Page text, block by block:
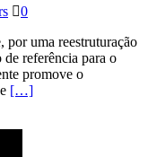
0
por uma reestruturação
referência para o
promove o
[…]